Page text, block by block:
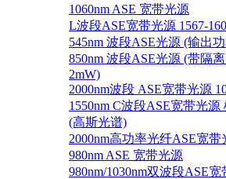
1060nm ASE 宽带光源
L波段ASE宽带光源 1567-
545nm 波段ASE光源 (输出
850nm 波段ASE光源 (带隔
2mW)
2000nm波段 ASE宽带光源
1550nm C波段ASE宽带光源
(高斯光谱)
2000nm高功率光纤ASE宽带
980nm ASE 宽带光源
980nm/1030nm双波段ASE宽